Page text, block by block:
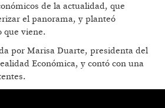
de la actualidad, que
el panorama, y planteó
que viene.
por Marisa Duarte, presidenta del
Económica, y contó con una